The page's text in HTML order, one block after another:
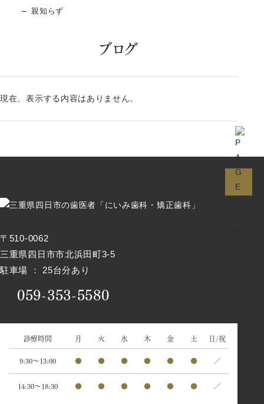
親知らず
ブログ
現在、表示する内容はありません。
〒510-0062
三重県四日市市北浜田町3-5
駐車場 ： 25台分あり
059-353-5580
診療時間 月 火 水 木 金 土
日/祝
9:30～13:00
● ● ● ● ● ● ／
14:30～18:30 ● ● ● ● ● ● ／